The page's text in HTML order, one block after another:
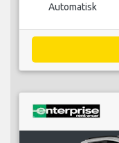
Automatisk